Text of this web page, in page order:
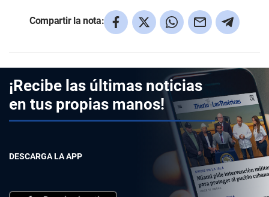
Compartir la nota:
¡Recibe las últimas noticias
en tus propias manos!
DESCARGA LA APP